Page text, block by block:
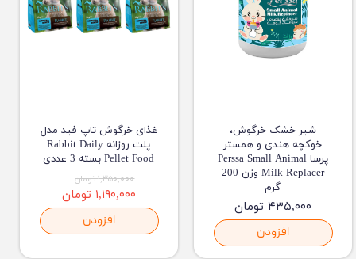
شیر خشک خرگوش،
خوکچه هندی و همستر
پرسا Perssa Small Animal
Milk Replacer وزن 200
گرم
۴۳۵,۰۰۰ تومان
افزودن
غذای خرگوش تاپ فید مدل
پلت روزانه Rabbit Daily
Pellet Food بسته 3 عددی
۱,۳۵۰,۰۰۰ تومان
۱,۱۹۰,۰۰۰ تومان
افزودن